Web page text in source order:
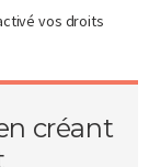
vos droits
créant